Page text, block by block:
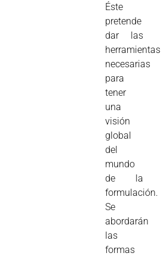
Éste
pretende
dar las
herramientas
necesarias
para
tener
una
visión
global
del
mundo
de la
formulación.
Se
abordarán
las
formas